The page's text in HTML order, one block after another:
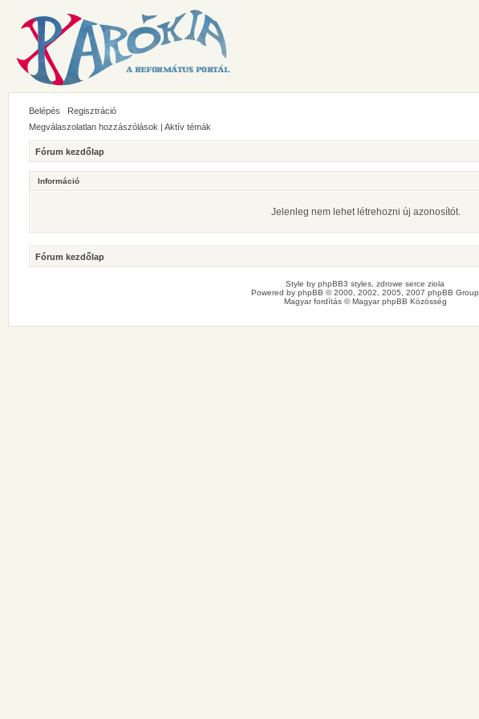
Belépés Regisztráció
Megválaszolatlan hozzászólások | Aktív témák
Fórum kezdőlap
Információ
Jelenleg nem lehet létrehozni új azonosítót.
Fórum kezdőlap
Style by phpBB3 styles , zdrowe serce ziola
Powered by phpBB © 2000, 2002, 2005, 2007 phpBB Group
Magyar fordítás ©Magyar phpBB Közösség